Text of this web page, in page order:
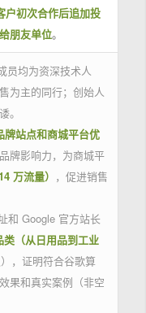
户初次合作后追加投
朋友单位。
员均为资深技术人
为主的同行；创始人
。
牌站点和商城平台优
牌影响力，为商城平
万流量） ，促进销售
和 Google 官方站长
（从日用品到工业
，证明符合谷歌算
果和真实案例（非空